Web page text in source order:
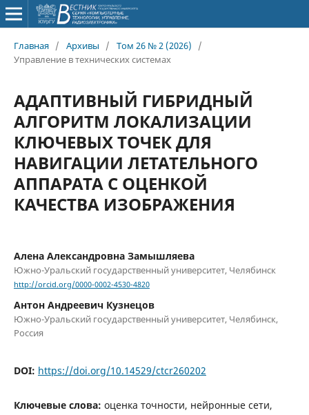
Главная / Архивы / Том 26 № 2 (2026)
/
Управление в технических системах
АДАПТИВНЫЙ ГИБРИДНЫЙ
АЛГОРИТМ ЛОКАЛИЗАЦИИ
КЛЮЧЕВЫХ ТОЧЕК ДЛЯ
НАВИГАЦИИ ЛЕТАТЕЛЬНОГО
АППАРАТА С ОЦЕНКОЙ
КАЧЕСТВА ИЗОБРАЖЕНИЯ
Алена Александровна Замышляева
Южно-Уральский государственный университет, Челябинск
http://orcid.org/0000-0002-4530-4820
Антон Андреевич Кузнецов
Южно-Уральский государственный университет, Челябинск,
Россия
DOI: https://doi.org/10.14529/ctcr260202
Ключевые слова: оценка точности, нейронные сети,